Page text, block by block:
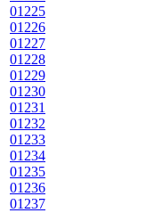
01225
01226
01227
01228
01229
01230
01231
01232
01233
01234
01235
01236
01237